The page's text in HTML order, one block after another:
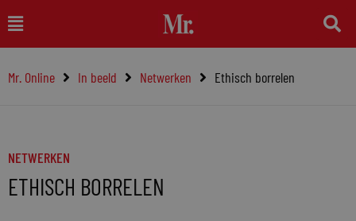
naar
inhoud
Main
Menu
Mr. Online In beeld Netwerken Ethisch borrelen
NETWERKEN
ETHISCH BORRELEN